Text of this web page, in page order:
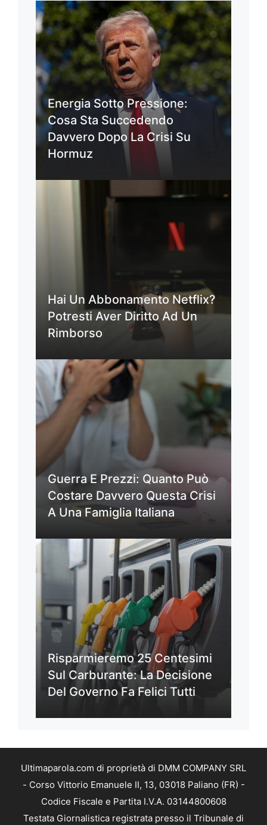
Energia Sotto Pressione:
Cosa Sta Succedendo
Davvero Dopo La Crisi Su
Hormuz
Hai Un Abbonamento Netflix?
Potresti Aver Diritto Ad Un
Rimborso
Guerra E Prezzi: Quanto Può
Costare Davvero Questa Crisi
A Una Famiglia Italiana
Risparmieremo 25 Centesimi
Sul Carburante: La Decisione
Del Governo Fa Felici Tutti
Ultimaparola.com di proprietà di DMM COMPANY SRL
- Corso Vittorio Emanuele II, 13, 03018 Paliano (FR) -
Codice Fiscale e Partita I.V.A. 03144800608
Testata Giornalistica registrata presso il Tribunale di